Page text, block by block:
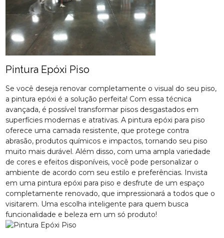
Pintura Epóxi Piso
Se você deseja renovar completamente o visual do seu piso,
a pintura epóxi é a solução perfeita! Com essa técnica
avançada, é possível transformar pisos desgastados em
superfícies modernas e atrativas. A pintura epóxi para piso
oferece uma camada resistente, que protege contra
abrasão, produtos químicos e impactos, tornando seu piso
muito mais durável. Além disso, com uma ampla variedade
de cores e efeitos disponíveis, você pode personalizar o
ambiente de acordo com seu estilo e preferências. Invista
em uma pintura epóxi para piso e desfrute de um espaço
completamente renovado, que impressionará a todos que o
visitarem. Uma escolha inteligente para quem busca
funcionalidade e beleza em um só produto!